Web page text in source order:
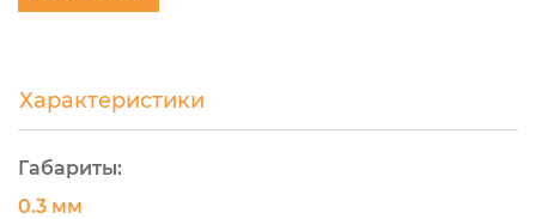
Характеристики
Габариты:
0.3 мм